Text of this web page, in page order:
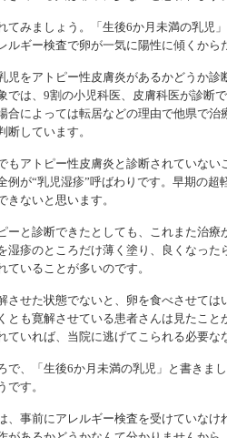
てみましょう。「生後6か月未満の乳児
ルギー検査で卵が一気に陽性に傾くから
児をアトピー性皮膚炎があるかどうか診
では、9割の小児科医、皮膚科医が診断
合によっては転居などの理由で他県で治
断しています。
もアトピー性皮膚炎と診断されていない
例が“乳児湿疹”呼ばわりです。早期の超
きないと思います。
ーと診断できたとしても、これまた治療
湿疹のところだけ薄く塗り、良くなった
ていることが多いのです。
させた状態でないと、卵を食べさせては
とも寛解させている患者さんは見たこと
ていれば、当院に逃げてこられる必要な
で、「生後6か月未満の乳児」と書きま
です。
、事前にアレルギー検査を受けていなけ